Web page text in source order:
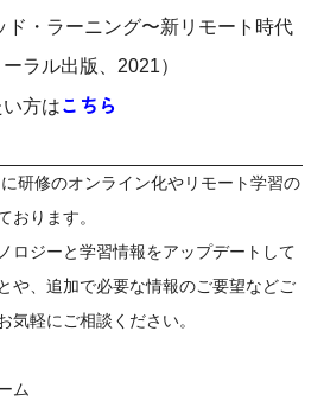
ド・ラーニング〜新リモート時代
ラル出版、2021）
方はこちら
研修のオンライン化やリモート学習の
おります。
ロジーと学習情報をアップデートして
や、追加で必要な情報のご要望などご
気軽にご相談ください。
ム